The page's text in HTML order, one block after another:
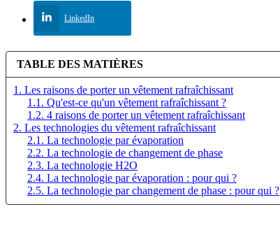
LinkedIn
TABLE DES MATIÈRES
1. Les raisons de porter un vêtement rafraîchissant
1.1. Qu'est-ce qu'un vêtement rafraîchissant ?
1.2. 4 raisons de porter un vêtement rafraîchissant
2. Les technologies du vêtement rafraîchissant
2.1. La technologie par évaporation
2.2. La technologie de changement de phase
2.3. La technologie H2O
2.4. La technologie par évaporation : pour qui ?
2.5. La technologie par changement de phase : pour qui ?